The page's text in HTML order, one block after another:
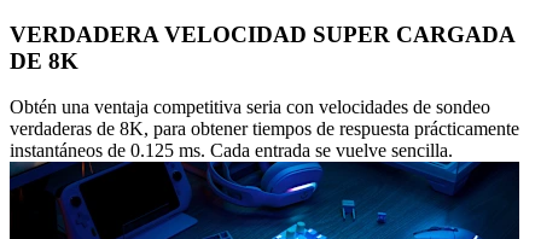
VERDADERA VELOCIDAD SUPER CARGADA
DE 8K
Obtén una ventaja competitiva seria con velocidades de sondeo
verdaderas de 8K, para obtener tiempos de respuesta prácticamente
instantáneos de 0.125 ms. Cada entrada se vuelve sencilla.